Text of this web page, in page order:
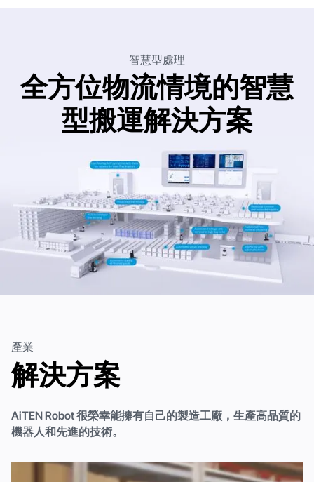
智慧型處理
全方位物流情境的智慧
型搬運解決方案
產業
解決方案
AiTEN Robot 很榮幸能擁有自己的製造工廠，生產高品質的
機器人和先進的技術。